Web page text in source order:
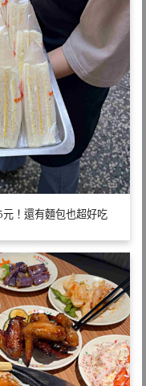
！還有麵包也超好吃